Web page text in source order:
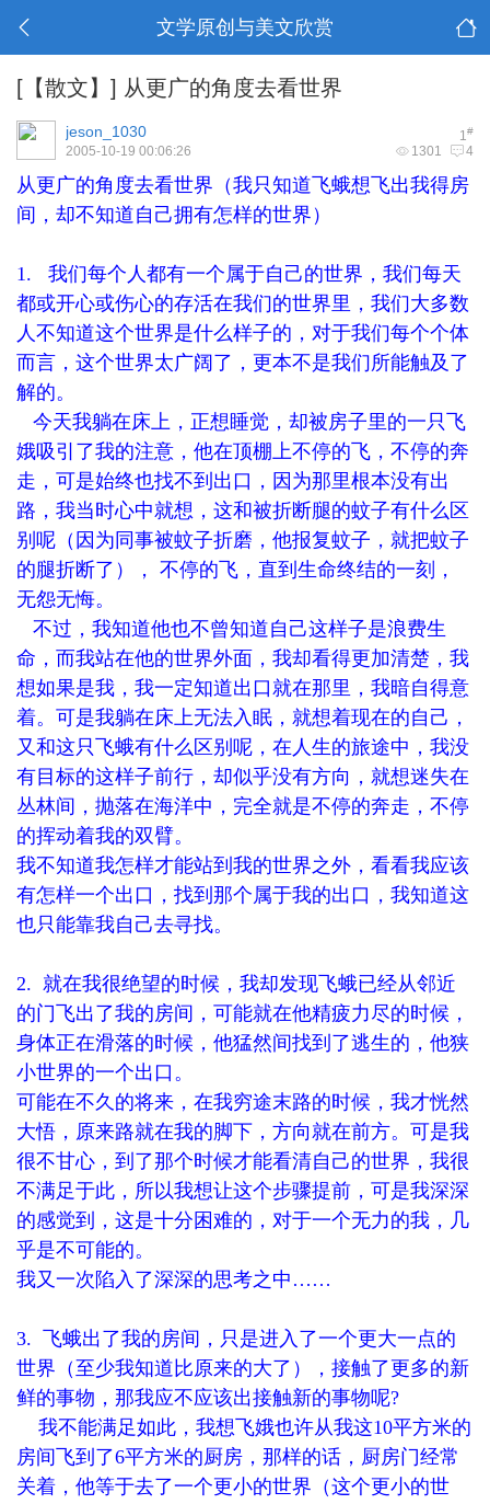
文学原创与美文欣赏
[【散文】] 从更广的角度去看世界
1#
jeson_1030
1301 4
2005-10-19 00:06:26
从更广的角度去看世界（我只知道飞蛾想飞出我得房
间，却不知道自己拥有怎样的世界）
1. 我们每个人都有一个属于自己的世界，我们每天
都或开心或伤心的存活在我们的世界里，我们大多数
人不知道这个世界是什么样子的，对于我们每个个体
而言，这个世界太广阔了，更本不是我们所能触及了
解的。
今天我躺在床上，正想睡觉，却被房子里的一只飞
娥吸引了我的注意，他在顶棚上不停的飞，不停的奔
走，可是始终也找不到出口，因为那里根本没有出
路，我当时心中就想，这和被折断腿的蚊子有什么区
别呢（因为同事被蚊子折磨，他报复蚊子，就把蚊子
的腿折断了）， 不停的飞，直到生命终结的一刻，
无怨无悔。
不过，我知道他也不曾知道自己这样子是浪费生
命，而我站在他的世界外面，我却看得更加清楚，我
想如果是我，我一定知道出口就在那里，我暗自得意
着。可是我躺在床上无法入眠，就想着现在的自己，
又和这只飞蛾有什么区别呢，在人生的旅途中，我没
有目标的这样子前行，却似乎没有方向，就想迷失在
丛林间，抛落在海洋中，完全就是不停的奔走，不停
的挥动着我的双臂。
我不知道我怎样才能站到我的世界之外，看看我应该
有怎样一个出口，找到那个属于我的出口，我知道这
也只能靠我自己去寻找。
2. 就在我很绝望的时候，我却发现飞蛾已经从邻近
的门飞出了我的房间，可能就在他精疲力尽的时候，
身体正在滑落的时候，他猛然间找到了逃生的，他狭
小世界的一个出口。
可能在不久的将来，在我穷途末路的时候，我才恍然
大悟，原来路就在我的脚下，方向就在前方。可是我
很不甘心，到了那个时候才能看清自己的世界，我很
不满足于此，所以我想让这个步骤提前，可是我深深
的感觉到，这是十分困难的，对于一个无力的我，几
乎是不可能的。
我又一次陷入了深深的思考之中……
3. 飞蛾出了我的房间，只是进入了一个更大一点的
世界（至少我知道比原来的大了），接触了更多的新
鲜的事物，那我应不应该出接触新的事物呢?
我不能满足如此，我想飞娥也许从我这10平方米的
房间飞到了6平方米的厨房，那样的话，厨房门经常
关着，他等于去了一个更小的世界（这个更小的世